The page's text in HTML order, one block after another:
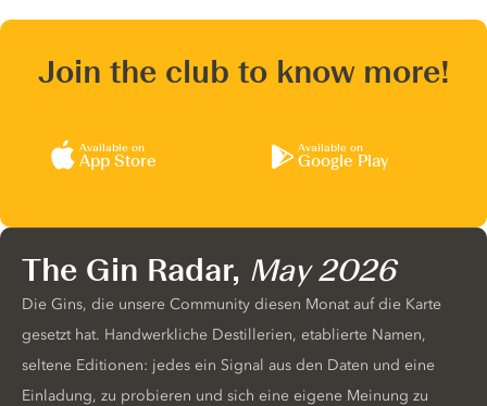
Join the club to know more!
Available on
App Store
Available on
Google Play
The Gin Radar, May 2026
Die Gins, die unsere Community diesen Monat auf die Karte
gesetzt hat. Handwerkliche Destillerien, etablierte Namen,
seltene Editionen: jedes ein Signal aus den Daten und eine
Einladung, zu probieren und sich eine eigene Meinung zu